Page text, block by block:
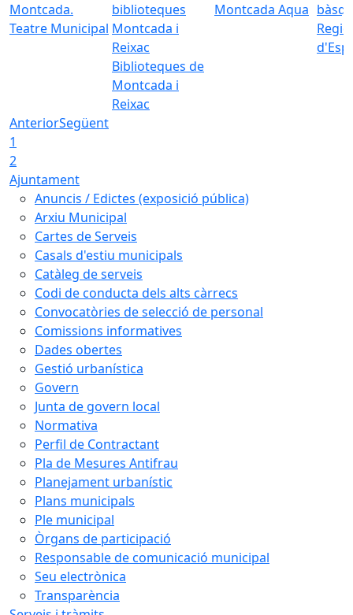
Teatre Municipal
Biblioteques de
Montcada i
Reixac
Montcada Aqua
AnteriorSegüent
1
2
Ajuntament
Anuncis / Edictes (exposició pública)
Arxiu Municipal
Cartes de Serveis
Casals d'estiu municipals
Catàleg de serveis
Codi de conducta dels alts càrrecs
Convocatòries de selecció de personal
Comissions informatives
Dades obertes
Gestió urbanística
Govern
Junta de govern local
Normativa
Perfil de Contractant
Pla de Mesures Antifrau
Planejament urbanístic
Plans municipals
Ple municipal
Òrgans de participació
Responsable de comunicació municipal
Seu electrònica
Transparència